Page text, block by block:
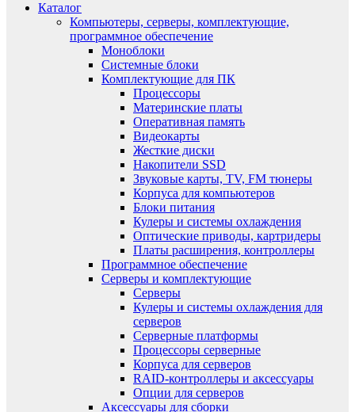
Каталог
Компьютеры, серверы, комплектующие,
программное обеспечение
Моноблоки
Системные блоки
Комплектующие для ПК
Процессоры
Материнские платы
Оперативная память
Видеокарты
Жесткие диски
Накопители SSD
Звуковые карты, TV, FM тюнеры
Корпуса для компьютеров
Блоки питания
Кулеры и системы охлаждения
Оптические приводы, картридеры
Платы расширения, контроллеры
Программное обеспечение
Серверы и комплектующие
Серверы
Кулеры и системы охлаждения для
серверов
Серверные платформы
Процессоры серверные
Корпуса для серверов
RAID-контроллеры и аксессуары
Опции для серверов
Аксессуары для сборки